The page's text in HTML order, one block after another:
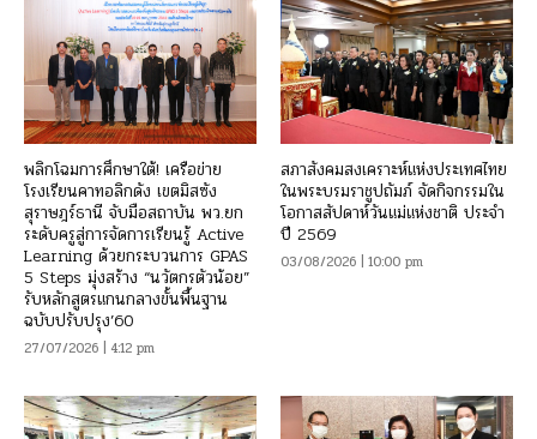
พลิกโฉมการศึกษาใต้! เครือข่าย
โรงเรียนคาทอลิกดัง เขตมิสซัง
สุราษฎร์ธานี จับมือสถาบัน พว.ยก
ระดับครูสู่การจัดการเรียนรู้ Active
Learning ด้วยกระบวนการ GPAS
5 Steps มุ่งสร้าง “นวัตกรตัวน้อย”
รับหลักสูตรแกนกลางขั้นพื้นฐาน
ฉบับปรับปรุง’60
27/07/2026 | 4:12 pm
สภาสังคมสงเคราะห์แห่งประเทศไทย
ในพระบรมราชูปถัมภ์ จัดกิจกรรมใน
โอกาสสัปดาห์วันแม่แห่งชาติ ประจำ
ปี 2569
03/08/2026 | 10:00 pm